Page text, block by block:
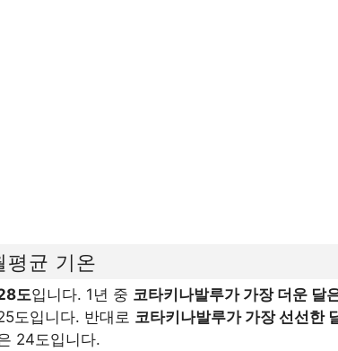
평균 기온
도입니다. 1년 중 코타키나발루가 가장 더운 달
도입니다. 반대로 코타키나발루가 가장 선선한
24도입니다.